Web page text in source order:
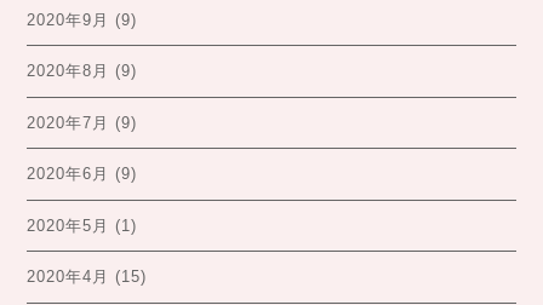
2020年9月 (9)
2020年8月 (9)
2020年7月 (9)
2020年6月 (9)
2020年5月 (1)
2020年4月 (15)